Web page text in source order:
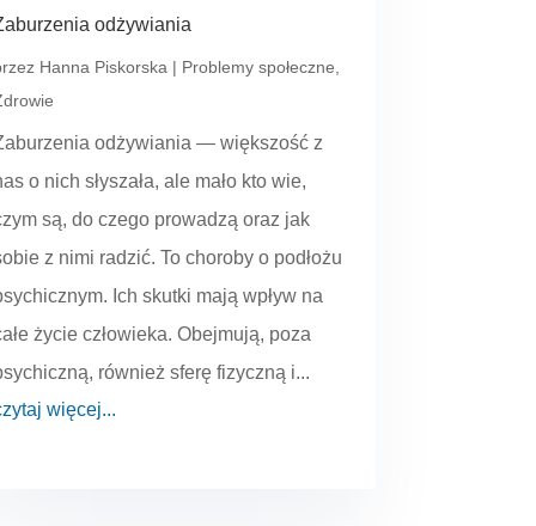
odżywiania
Hanna Piskorska | Problemy społeczne
odżywiania — większość z
o nich słyszała, ale mało kto wie,
są, do czego prowadzą oraz jak
z nimi radzić. To choroby o podłożu
Ich skutki mają wpływ na
życie człowieka. Obejmują, poza
również sferę fizyczną i...
więcej...